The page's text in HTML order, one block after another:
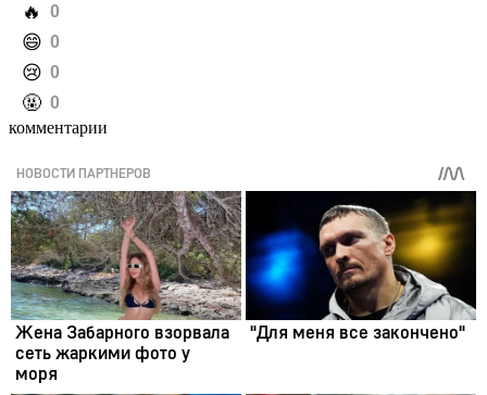
️🔥 0
️😄 0
️😢 0
️🤬 0
комментарии